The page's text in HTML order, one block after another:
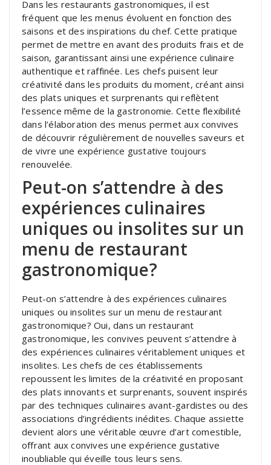
Dans les restaurants gastronomiques, il est
fréquent que les menus évoluent en fonction des
saisons et des inspirations du chef. Cette pratique
permet de mettre en avant des produits frais et de
saison, garantissant ainsi une expérience culinaire
authentique et raffinée. Les chefs puisent leur
créativité dans les produits du moment, créant ainsi
des plats uniques et surprenants qui reflètent
l’essence même de la gastronomie. Cette flexibilité
dans l’élaboration des menus permet aux convives
de découvrir régulièrement de nouvelles saveurs et
de vivre une expérience gustative toujours
renouvelée.
Peut-on s’attendre à des
expériences culinaires
uniques ou insolites sur un
menu de restaurant
gastronomique?
Peut-on s’attendre à des expériences culinaires
uniques ou insolites sur un menu de restaurant
gastronomique? Oui, dans un restaurant
gastronomique, les convives peuvent s’attendre à
des expériences culinaires véritablement uniques et
insolites. Les chefs de ces établissements
repoussent les limites de la créativité en proposant
des plats innovants et surprenants, souvent inspirés
par des techniques culinaires avant-gardistes ou des
associations d’ingrédients inédites. Chaque assiette
devient alors une véritable œuvre d’art comestible,
offrant aux convives une expérience gustative
inoubliable qui éveille tous leurs sens.